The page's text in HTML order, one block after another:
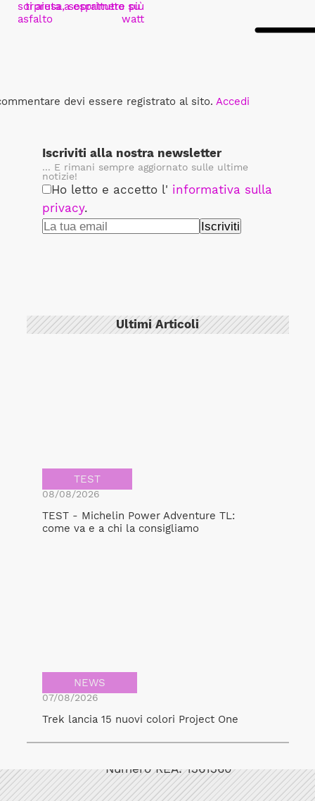
sorpresa, soprattutto su
asfalto
ti aiuta a esprimere più
watt
devi essere registrato al sito. Accedi
Iscriviti alla nostra newsletter
... E rimani sempre aggiornato sulle ultime
notizie!
Ho letto e accetto l' informativa sulla
privacy.
Ultimi Articoli
TEST
08/08/2026
TEST - Michelin Power Adventure TL:
come va e a chi la consigliamo
NEWS
07/08/2026
Trek lancia 15 nuovi colori Project One
Numero REA: 1361360